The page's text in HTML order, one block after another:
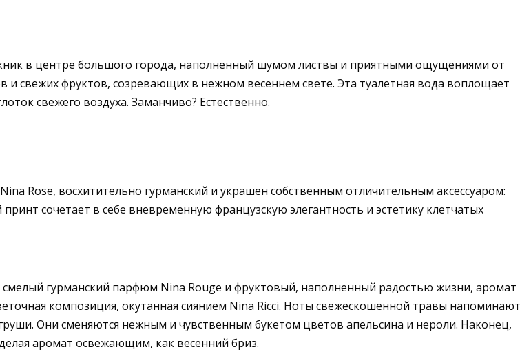
в центре большого города, наполненный шумом листвы и приятными ощущениями от
и свежих фруктов, созревающих в нежном весеннем свете. Эта туалетная вода воплощает
свежего воздуха. Заманчиво? Естественно.
Rose, восхитительно гурманский и украшен собственным отличительным аксессуаром:
сочетает в себе вневременную французскую элегантность и эстетику клетчатых
гурманский парфюм Nina Rouge и фруктовый, наполненный радостью жизни, аромат
композиция, окутанная сиянием Nina Ricci. Ноты свежескошенной травы напоминают
Они сменяются нежным и чувственным букетом цветов апельсина и нероли. Наконец,
аромат освежающим, как весенний бриз.